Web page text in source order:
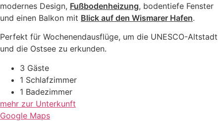
modernes Design, Fußbodenheizung, bodentiefe Fenster
und einen Balkon mit Blick auf den Wismarer Hafen.
Perfekt für Wochenendausflüge, um die UNESCO-Altstadt
und die Ostsee zu erkunden.
3 Gäste
1 Schlafzimmer
1 Badezimmer
mehr zur Unterkunft
Google Maps